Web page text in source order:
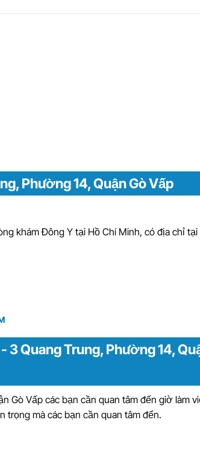
Phường 14, Quận Gò Vấp
khám Đông Y tại Hồ Chí Minh, có địa chỉ tại
3 Quang Trung, Phường 14,
Gò Vấp các bạn cần quan tâm đến giờ làm
trọng mà các bạn cần quan tâm đến.